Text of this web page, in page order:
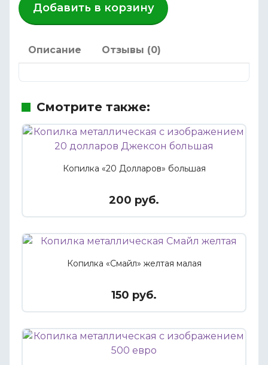
Добавить в корзину
Описание Отзывы (0)
Смотрите также:
Копилка «20 Долларов» большая
200 руб.
Копилка «Смайл» желтая малая
150 руб.